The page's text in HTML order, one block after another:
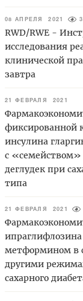
08 АПРЕЛЯ 2021
RWD/RWE -
исследования
клинической
завтра
21 ФЕВРАЛЯ 2021
фиксированной
инсулина
с «семейством»
деглудек при
типа
21 ФЕВРАЛЯ 2021
метформином в
другими
сахарного